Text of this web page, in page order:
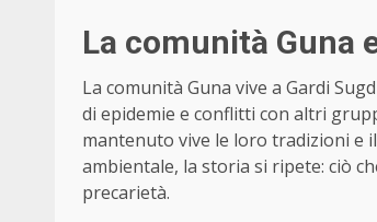
La comunità Guna
La comunità Guna vive a Gardi
di epidemie e conflitti con altri
mantenuto vive le loro tradizioni e
ambientale, la storia si ripete: ciò
precarietà.